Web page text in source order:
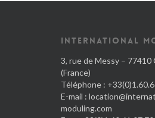
INTERNATIONAL
3, rue de Messy – 77410
(France)
Téléphone :
E-mail :
moduling.com